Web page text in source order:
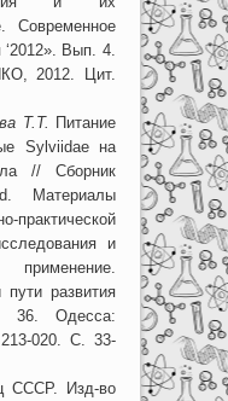
Современное
‘2012». Вып. 4.
2012. Цит.
Т.Т. Питание
Sylviidae на
// Сборник
Материалы
и
развития
36. Одесса:
020. С. 33-
СССР. Изд-во